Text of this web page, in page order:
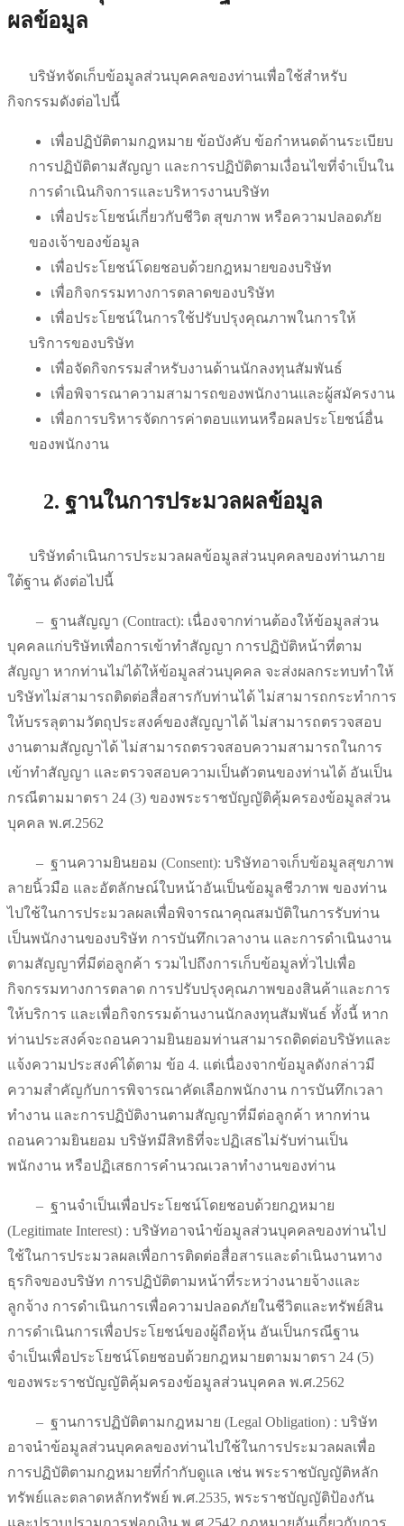
ผลข้อมูล
บริษัทจัดเก็บข้อมูลส่วนบุคคลของท่านเพื่อใช้สำหรับ
กิจกรรมดังต่อไปนี้
เพื่อปฏิบัติตามกฎหมาย ข้อบังคับ ข้อกำหนดด้านระเบียบ
การปฏิบัติตามสัญญา และการปฏิบัติตามเงื่อนไขที่จำเป็นใน
การดำเนินกิจการและบริหารงานบริษัท
เพื่อประโยชน์เกี่ยวกับชีวิต สุขภาพ หรือความปลอดภัย
ของเจ้าของข้อมูล
เพื่อประโยชน์โดยชอบด้วยกฎหมายของบริษัท
เพื่อกิจกรรมทางการตลาดของบริษัท
เพื่อประโยชน์ในการใช้ปรับปรุงคุณภาพในการให้
บริการของบริษัท
เพื่อจัดกิจกรรมสำหรับงานด้านนักลงทุนสัมพันธ์
เพื่อพิจารณาความสามารถของพนักงานและผู้สมัครงาน
เพื่อการบริหารจัดการค่าตอบแทนหรือผลประโยชน์อื่น
ของพนักงาน
2. ฐานในการประมวลผลข้อมูล
บริษัทดำเนินการประมวลผลข้อมูลส่วนบุคคลของท่านภาย
ใต้ฐาน ดังต่อไปนี้
– ฐานสัญญา (Contract): เนื่องจากท่านต้องให้ข้อมูลส่วน
บุคคลแก่บริษัทเพื่อการเข้าทำสัญญา การปฏิบัติหน้าที่ตาม
สัญญา หากท่านไม่ได้ให้ข้อมูลส่วนบุคคล จะส่งผลกระทบทำให้
บริษัทไม่สามารถติดต่อสื่อสารกับท่านได้ ไม่สามารถกระทำการ
ให้บรรลุตามวัตถุประสงค์ของสัญญาได้ ไม่สามารถตรวจสอบ
งานตามสัญญาได้ ไม่สามารถตรวจสอบความสามารถในการ
เข้าทำสัญญา และตรวจสอบความเป็นตัวตนของท่านได้ อันเป็น
กรณีตามมาตรา 24 (3) ของพระราชบัญญัติคุ้มครองข้อมูลส่วน
บุคคล พ.ศ.2562
– ฐานความยินยอม (Consent): บริษัทอาจเก็บข้อมูลสุขภาพ
ลายนิ้วมือ และอัตลักษณ์ใบหน้าอันเป็นข้อมูลชีวภาพ ของท่าน
ไปใช้ในการประมวลผลเพื่อพิจารณาคุณสมบัติในการรับท่าน
เป็นพนักงานของบริษัท การบันทึกเวลางาน และการดำเนินงาน
ตามสัญญาที่มีต่อลูกค้า รวมไปถึงการเก็บข้อมูลทั่วไปเพื่อ
กิจกรรมทางการตลาด การปรับปรุงคุณภาพของสินค้าและการ
ให้บริการ และเพื่อกิจกรรมด้านงานนักลงทุนสัมพันธ์ ทั้งนี้ หาก
ท่านประสงค์จะถอนความยินยอมท่านสามารถติดต่อบริษัทและ
แจ้งความประสงค์ได้ตาม ข้อ 4. แต่เนื่องจากข้อมูลดังกล่าวมี
ความสำคัญกับการพิจารณาคัดเลือกพนักงาน การบันทึกเวลา
ทำงาน และการปฏิบัติงานตามสัญญาที่มีต่อลูกค้า หากท่าน
ถอนความยินยอม บริษัทมีสิทธิที่จะปฏิเสธไม่รับท่านเป็น
พนักงาน หรือปฏิเสธการคำนวณเวลาทำงานของท่าน
– ฐานจำเป็นเพื่อประโยชน์โดยชอบด้วยกฎหมาย
(Legitimate Interest) : บริษัทอาจนำข้อมูลส่วนบุคคลของท่านไป
ใช้ในการประมวลผลเพื่อการติดต่อสื่อสารและดำเนินงานทาง
ธุรกิจของบริษัท การปฏิบัติตามหน้าที่ระหว่างนายจ้างและ
ลูกจ้าง การดำเนินการเพื่อความปลอดภัยในชีวิตและทรัพย์สิน
การดำเนินการเพื่อประโยชน์ของผู้ถือหุ้น อันเป็นกรณีฐาน
จำเป็นเพื่อประโยชน์โดยชอบด้วยกฎหมายตามมาตรา 24 (5)
ของพระราชบัญญัติคุ้มครองข้อมูลส่วนบุคคล พ.ศ.2562
– ฐานการปฏิบัติตามกฎหมาย (Legal Obligation) : บริษัท
อาจนำข้อมูลส่วนบุคคลของท่านไปใช้ในการประมวลผลเพื่อ
การปฏิบัติตามกฎหมายที่กำกับดูแล เช่น พระราชบัญญัติหลัก
ทรัพย์และตลาดหลักทรัพย์ พ.ศ.2535, พระราชบัญญัติป้องกัน